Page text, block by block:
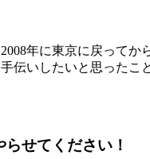
年に東京に戻って
伝いしたいと思った
せてください！